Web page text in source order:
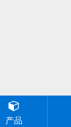
产品